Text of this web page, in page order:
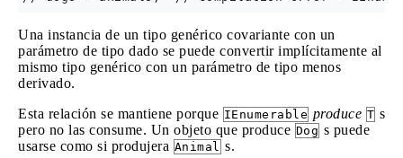
Una instancia de un tipo genérico covariante con un
parámetro de tipo dado se puede convertir implícitamente al
mismo tipo genérico con un parámetro de tipo menos
derivado.
Esta relación se mantiene porque IEnumerable produce T s
pero no las consume. Un objeto que produce Dog s puede
usarse como si produjera Animal s.